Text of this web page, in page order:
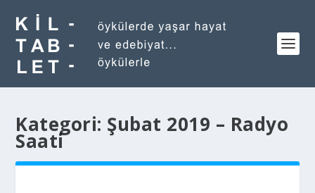
Kategori: Şubat 2019 – Radyo
Saati